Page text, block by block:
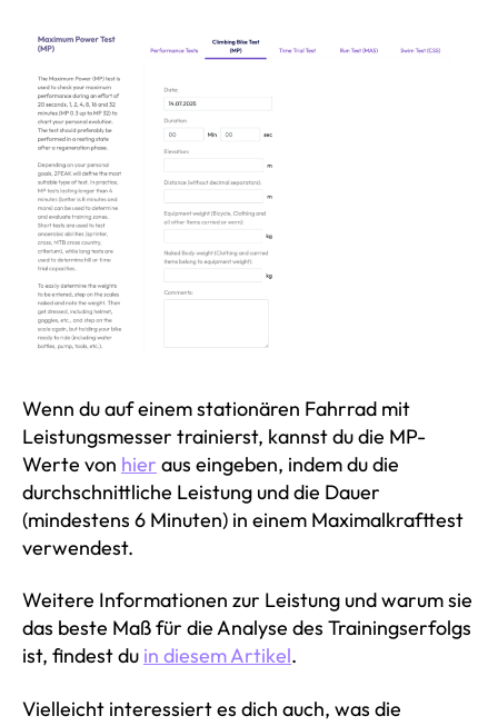
Wenn du auf einem stationären Fahrrad mit
Leistungsmesser trainierst, kannst du die MP-
Werte von hier aus eingeben, indem du die
durchschnittliche Leistung und die Dauer
(mindestens 6 Minuten) in einem Maximalkrafttest
verwendest.
Weitere Informationen zur Leistung und warum sie
das beste Maß für die Analyse des Trainingserfolgs
ist, findest du in diesem Artikel.
Vielleicht interessiert es dich auch, was die